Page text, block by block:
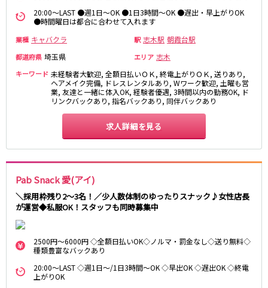
20:00～LAST ●週1日～OK ●1日3時間～OK ●遅出・早上がりOK
●時間曜日は都合に合わせて入れます
業種 キャバクラ 駅 志木駅 朝霞台駅
都道府県 埼玉県 エリア 志木
キーワード 未経験者大歓迎, 全額日払いＯＫ, 終電上がりＯＫ, 送りあり,
ヘアメイク完備, ドレスレンタルあり, Wワーク歓迎, 土曜も営
業, 友達と一緒に体入OK, 経験者優遇, 3時間以内の勤務OK, ド
リンクバックあり, 指名バックあり, 同伴バックあり
求人詳細を見る
Pab Snack 愛(アイ)
＼採用枠残り2～3名！／少人数体制のゆったりスナック♪女性店長
が運営◆私服OK！スタッフも同時募集中
2500円～6000円 ◇全額日払いOK◇ノルマ・罰金なし◇送り無料◇
種類豊富なバックあり
20:00～LAST ◇週1日～/1日3時間～OK ◇早出OK ◇遅出OK ◇終電
上がりOK
JR埼京線
恵比寿駅
渋谷駅
川越駅
十条駅
西武多摩湖線
国分寺駅 八坂駅
小田急小田原線
新宿駅
町田駅
相模大野駅
下北沢駅
祖師ヶ谷大蔵駅
登戸駅
成城学園前駅